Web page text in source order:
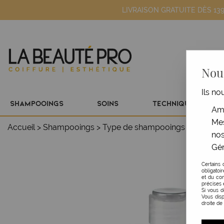
LIVRAISON GRATUITE DÈS
SHAMPOOINGS SOINS TECHNIQUE
Accueil > Shampooings > Type de shampooings Usage
Ils
Certains
et du
précises
Si vous
Vous
droite de